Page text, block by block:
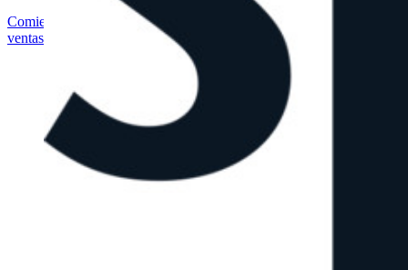
Comienza gratis Comienza gratis Hablar con ventas
ventas
Iniciar sesión